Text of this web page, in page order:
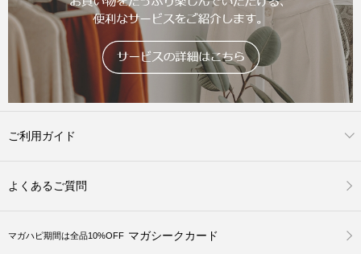
ご利用ガイド
よくあるご質問
マガハピ期間は全品10%OFF マガシークカード